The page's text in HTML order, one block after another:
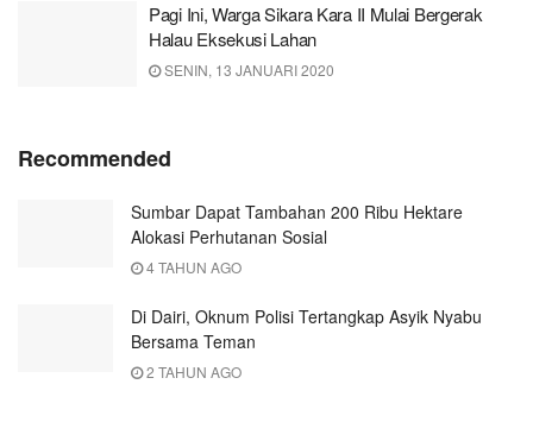
Pagi Ini, Warga Sikara Kara II Mulai Bergerak
Halau Eksekusi Lahan
SENIN, 13 JANUARI 2020
Recommended
Sumbar Dapat Tambahan 200 Ribu Hektare
Alokasi Perhutanan Sosial
4 TAHUN AGO
Di Dairi, Oknum Polisi Tertangkap Asyik Nyabu
Bersama Teman
2 TAHUN AGO